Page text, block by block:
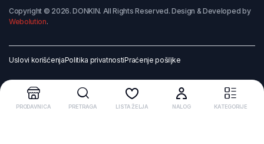
Copyright © 2026. DONKIN. All Rights Reserved. Design & Developed by
Webolution.
Uslovi korišćenjaPolitika privatnostiPraćenje pošiljke
PRODAVNICA PRETRAGA LISTA ŽELJA NALOG KATEGORIJE